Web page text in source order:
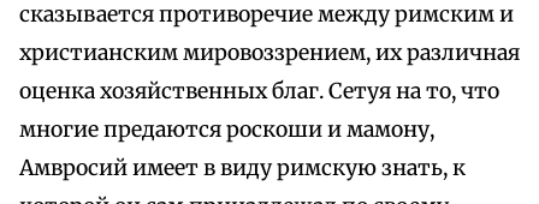
сказывается противоречие между римским и
христианским мировоззрением, их различная
оценка хозяйственных благ. Сетуя на то, что
многие предаются роскоши и мамону,
Амвросий имеет в виду римскую знать, к